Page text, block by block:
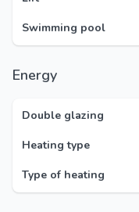
Swimming pool
Energy
Double glazing
Heating type
Type of heating